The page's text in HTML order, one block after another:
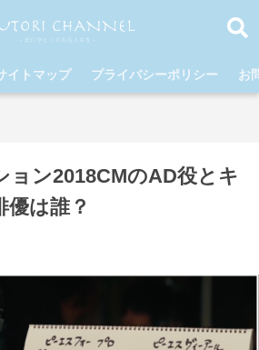
イトマップ プライバシーポリシー お
ョン2018CMのAD役とキ
優は誰？